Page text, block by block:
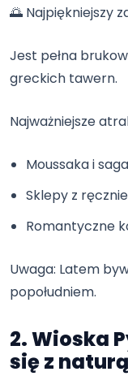
🌅 Najpiękniejszy
Jest pełna
greckich tawern.
Najważniejsze
Moussaka i
Sklepy z
Romantyczne
Uwaga: Latem
popołudniem.
2. Wioska
się z naturą